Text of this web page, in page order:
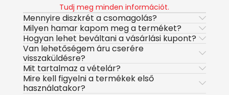
Tudj meg minden információt.
Mennyire diszkrét a csomagolás?
Milyen hamar kapom meg a terméket?
Hogyan lehet beváltani a vásárlási kupont?
Van lehetőségem áru cserére
visszaküldésre?
Mit tartalmaz a vételár?
Mire kell figyelni a termékek első
használatakor?